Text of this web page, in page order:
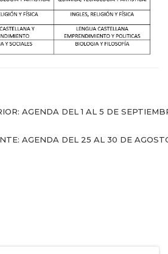
AGENDA DEL 1 AL 5 DE
AGENDA DEL 25 AL 30 DE